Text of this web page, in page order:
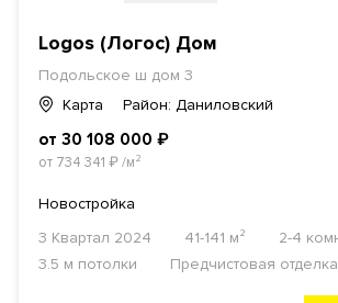
Logos (Логос) Дом
Подольское ш дом 3
Карта
Район: Даниловский
от 30 108 000 ₽
от 734 341 ₽/м²
Новостройка
3 Квартал 2024
41-141 м²
2-4
3.5 м потолки
Предчистовая отделка